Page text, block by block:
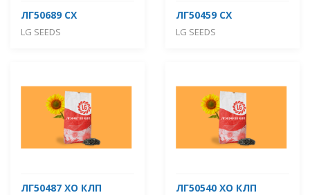
ЛГ50689 СХ
LG SEEDS
ЛГ50459 СХ
LG SEEDS
ЛГ50487 ХО КЛП ЛГ50540 ХО КЛП